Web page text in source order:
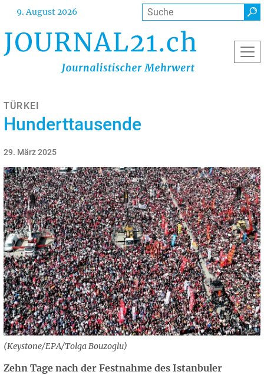
Direkt
Inhalt
9. August 2026 Suche
TÜRKEI
Hunderttausende
29. März 2025
(Keystone/EPA/Tolga Bouzoglu)
Zehn Tage nach der Festnahme des Istanbuler